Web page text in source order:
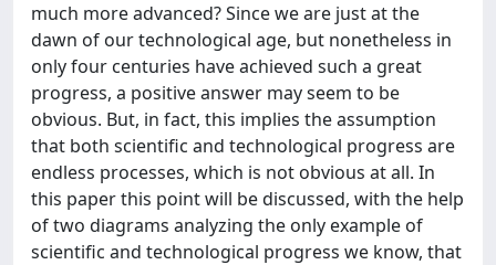
much more advanced? Since we are just at the
dawn of our technological age, but nonetheless in
only four centuries have achieved such a great
progress, a positive answer may seem to be
obvious. But, in fact, this implies the assumption
that both scientific and technological progress are
endless processes, which is not obvious at all. In
this paper this point will be discussed, with the help
of two diagrams analyzing the only example of
scientific and technological progress we know, that